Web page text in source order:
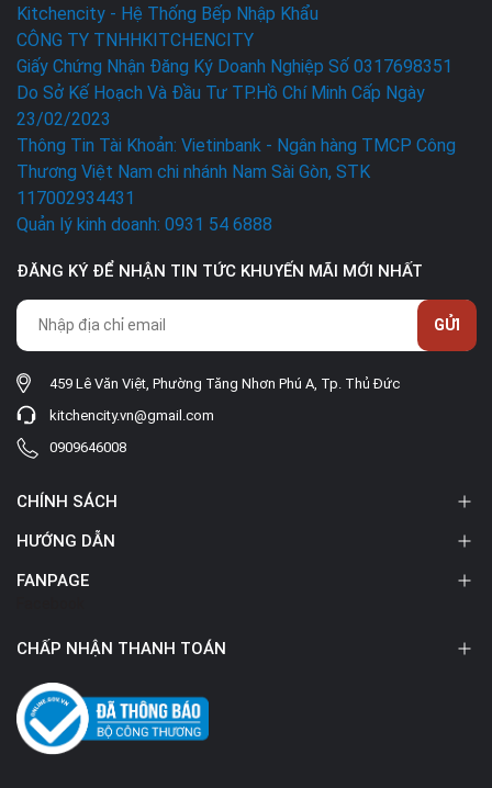
Kitchencity - Hệ Thống Bếp Nhập Khẩu
CÔNG TY TNHHKITCHENCITY
Giấy Chứng Nhận Đăng Ký Doanh Nghiệp Số 0317698351
Do Sở Kế Hoạch Và Đầu Tư TP.Hồ Chí Minh Cấp Ngày
23/02/2023
Thông Tin Tài Khoản: Vietinbank - Ngân hàng TMCP Công
Thương Việt Nam chi nhánh Nam Sài Gòn, STK
117002934431
Quản lý kinh doanh: 0931 54 6888
ĐĂNG KÝ ĐỂ NHẬN TIN TỨC KHUYẾN MÃI MỚI NHẤT
GỬI
459 Lê Văn Việt, Phường Tăng Nhơn Phú A, Tp. Thủ Đức
kitchencity.vn@gmail.com
0909646008
CHÍNH SÁCH
HƯỚNG DẪN
FANPAGE
CHẤP NHẬN THANH TOÁN